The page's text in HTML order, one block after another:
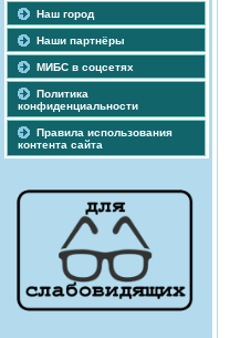
Наш город
Наши партнёры
МИБС в соцсетях
Политика
конфиденциальности
Правила использования
контента сайта